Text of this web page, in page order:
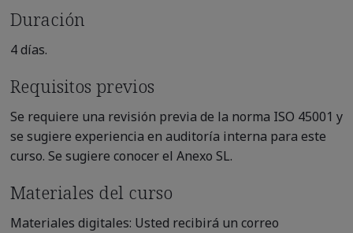
Duración
4 días.
Requisitos previos
Se requiere una revisión previa de la norma ISO 45001 y
se sugiere experiencia en auditoría interna para este
curso. Se sugiere conocer el Anexo SL.
Materiales del curso
Materiales digitales: Usted recibirá un correo